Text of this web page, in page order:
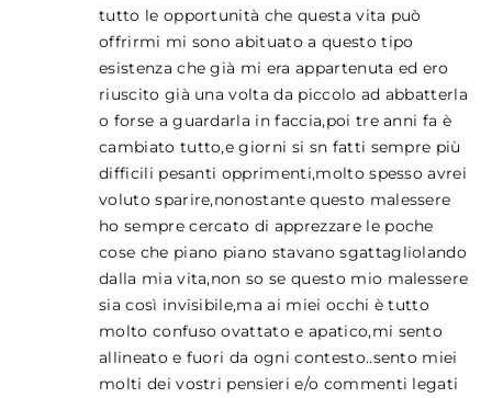
tutto le opportunità che questa vita può
offrirmi mi sono abituato a questo tipo
esistenza che già mi era appartenuta ed ero
riuscito già una volta da piccolo ad abbatterla
o forse a guardarla in faccia,poi tre anni fa è
cambiato tutto,e giorni si sn fatti sempre più
difficili pesanti opprimenti,molto spesso avrei
voluto sparire,nonostante questo malessere
ho sempre cercato di apprezzare le poche
cose che piano piano stavano sgattagliolando
dalla mia vita,non so se questo mio malessere
sia così invisibile,ma ai miei occhi è tutto
molto confuso ovattato e apatico,mi sento
allineato e fuori da ogni contesto..sento miei
molti dei vostri pensieri e/o commenti legati